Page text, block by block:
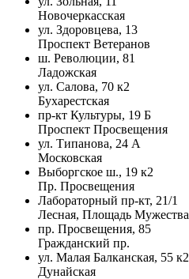
Новочеркасская
ул. Здоровцева, 13
Проспект Ветеранов
ш. Революции, 81
Ладожская
ул. Салова, 70 к2
Бухарестская
пр-кт Культуры, 19 Б
Проспект Просвещения
ул. Типанова, 24 А
Московская
Выборгское ш., 19 к2
Пр. Просвещения
Лабораторный пр-кт, 21/1
Лесная, Площадь Мужества
пр. Просвещения, 85
Гражданский пр.
ул. Малая Балканская, 55 к2
Дунайская